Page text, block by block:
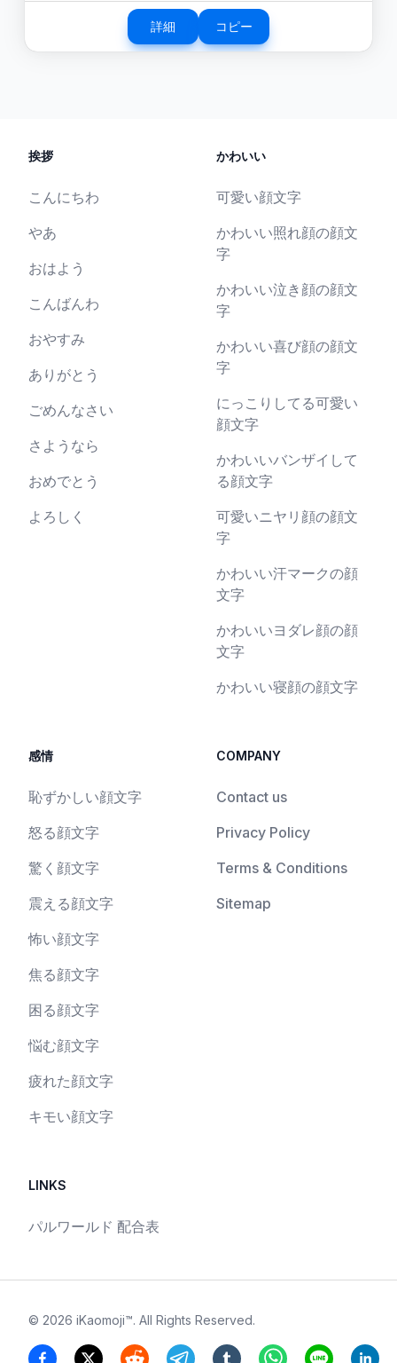
詳細 コピー
挨拶
こんにちわ
やあ
おはよう
こんばんわ
おやすみ
ありがとう
ごめんなさい
さようなら
おめでとう
よろしく
かわいい
可愛い顔文字
かわいい照れ顔の顔文
字
かわいい泣き顔の顔文
字
かわいい喜び顔の顔文
字
にっこりしてる可愛い
顔文字
かわいいバンザイして
る顔文字
可愛いニヤリ顔の顔文
字
かわいい汗マークの顔
文字
かわいいヨダレ顔の顔
文字
かわいい寝顔の顔文字
感情
恥ずかしい顔文字
怒る顔文字
驚く顔文字
震える顔文字
怖い顔文字
焦る顔文字
困る顔文字
悩む顔文字
疲れた顔文字
キモい顔文字
COMPANY
Contact us
Privacy Policy
Terms & Conditions
Sitemap
LINKS
パルワールド 配合表
© 2026 iKaomoji™. All Rights Reserved.